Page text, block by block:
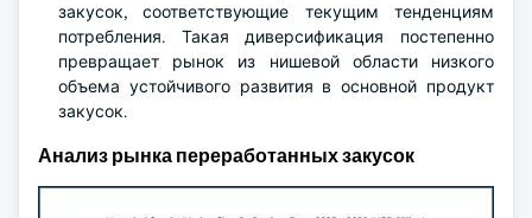
закусок, соответствующие текущим тенденциям
потребления. Такая диверсификация постепенно
превращает рынок из нишевой области низкого
объема устойчивого развития в основной продукт
закусок.
Анализ рынка переработанных закусок